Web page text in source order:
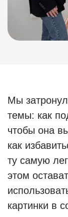
Мы
темы: как
чтобы она
как
ту самую
этом
картинки в